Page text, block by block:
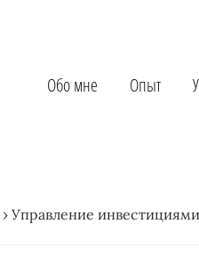
Обо мне Опыт
› Управление